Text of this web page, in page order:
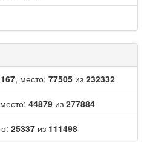
, место: 77505 из 232332
44879 из 277884
25337 из 111498